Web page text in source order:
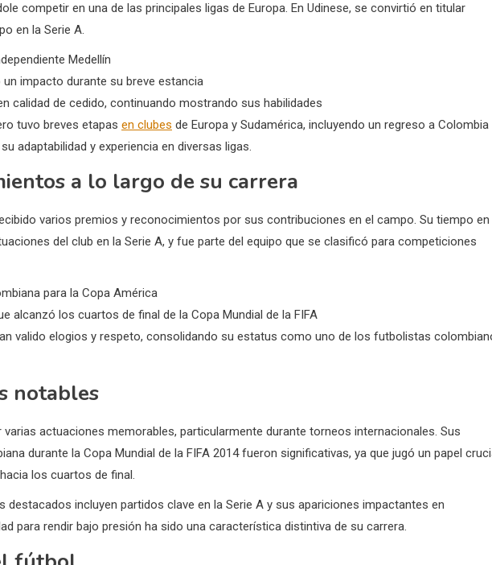
competir en una de las principales ligas de Europa. En Udinese, se convirtió en titular
en la Serie A.
Medellín
un impacto durante su breve estancia
calidad de cedido, continuando mostrando sus habilidades
tuvo breves etapas en clubes de Europa y Sudamérica, incluyendo un regreso a Colombia
adaptabilidad y experiencia en diversas ligas.
a lo largo de su carrera
varios premios y reconocimientos por sus contribuciones en el campo. Su tiempo en
del club en la Serie A, y fue parte del equipo que se clasificó para competiciones
para la Copa América
alcanzó los cuartos de final de la Copa Mundial de la FIFA
valido elogios y respeto, consolidando su estatus como uno de los futbolistas
notables
actuaciones memorables, particularmente durante torneos internacionales. Sus
durante la Copa Mundial de la FIFA 2014 fueron significativas, ya que jugó un papel
los cuartos de final.
destacados incluyen partidos clave en la Serie A y sus apariciones impactantes en
para rendir bajo presión ha sido una característica distintiva de su carrera.